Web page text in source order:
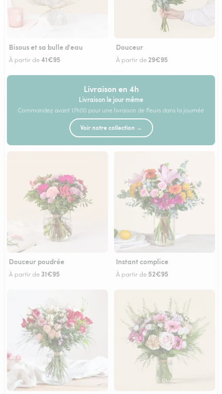
Bisous et sa bulle d'eau
À partir de41€95
Douceur
À partir de29€95
Livraison en 4h
Livraison le jour même
Commandez avant 17h00 pour une livraison de fleurs dans la journée
Voir notre collection →
Douceur poudrée
À partir de 31€95
Instant complice
À partir de 52€95